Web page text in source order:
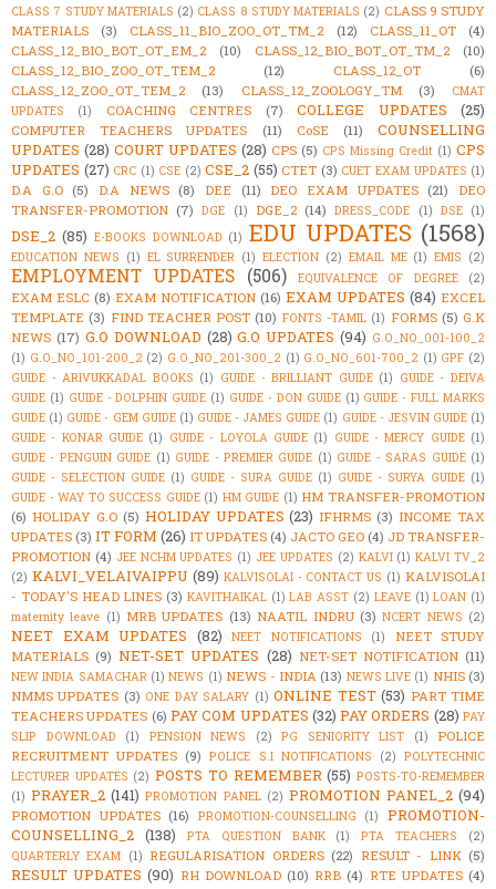
CLASS 7 STUDY MATERIALS (2) CLASS 8 STUDY MATERIALS (2) CLASS 9 STUDY
MATERIALS
(3) CLASS_11_BIO_ZOO_OT_TM_2 (12) CLASS_11_OT
(4)
CLASS_12_BIO_BOT_OT_EM_2
(10) CLASS_12_BIO_BOT_OT_TM_2
(10)
CLASS_12_BIO_ZOO_OT_TEM_2
(12) CLASS_12_OT
(6)
CLASS_12_ZOO_OT_TEM_2
(13) CLASS_12_ZOOLOGY_TM (3)
CMAT
UPDATES
(1) COACHING CENTRES (7) COLLEGE UPDATES (25)
COMPUTER TEACHERS UPDATES (11) CoSE (11)
COUNSELLING
UPDATES (28) COURT UPDATES (28) CPS (5) CPS Missing Credit (1) CPS
UPDATES (27) CRC (1) CSE (2) CSE_2 (55) CTET (3) CUET EXAM UPDATES (1)
D.A G.O (5) D.A NEWS (8) DEE (11) DEO EXAM UPDATES (21)
DEO
TRANSFER-PROMOTION (7) DGE (1) DGE_2 (14) DRESS_CODE (1) DSE (1)
DSE_2 (85) E-BOOKS DOWNLOAD (1) EDU UPDATES (1568)
EDUCATION NEWS (1) EL SURRENDER (1) ELECTION (2) EMAIL ME (1) EMIS (2)
EMPLOYMENT UPDATES (506) EQUIVALENCE OF DEGREE (2)
EXAM ESLC (8) EXAM NOTIFICATION (16) EXAM UPDATES (84) EXCEL
TEMPLATE (3) FIND TEACHER POST (10) FONTS -TAMIL (1) FORMS (5) G.K
NEWS (17) G.O DOWNLOAD (28) G.O UPDATES (94) G.O_NO_001-100_2
(1) G.O_NO_101-200_2 (2) G.O_NO_201-300_2 (1) G.O_NO_601-700_2 (1) GPF (2)
GUIDE - ARIVUKKADAL BOOKS (1) GUIDE - BRILLIANT GUIDE (1) GUIDE - DEIVA
GUIDE (1) GUIDE - DOLPHIN GUIDE (1) GUIDE - DON GUIDE (1) GUIDE - FULL MARKS
GUIDE (1) GUIDE - GEM GUIDE (1) GUIDE - JAMES GUIDE (1) GUIDE - JESVIN GUIDE (1)
GUIDE - KONAR GUIDE (1) GUIDE - LOYOLA GUIDE (1) GUIDE - MERCY GUIDE (1)
GUIDE - PENGUIN GUIDE (1) GUIDE - PREMIER GUIDE (1) GUIDE - SARAS GUIDE (1)
GUIDE - SELECTION GUIDE (1) GUIDE - SURA GUIDE (1) GUIDE - SURYA GUIDE (1)
GUIDE - WAY TO SUCCESS GUIDE (1) HM GUIDE (1) HM TRANSFER-PROMOTION
(6) HOLIDAY G.O (5) HOLIDAY UPDATES (23) IFHRMS (3) INCOME TAX
UPDATES (3) IT FORM (26) IT UPDATES (4) JACTO GEO (4) JD TRANSFER-
PROMOTION (4) JEE NCHM UPDATES (1) JEE UPDATES (2) KALVI (1) KALVI TV_2
(2) KALVI_VELAIVAIPPU (89) KALVISOLAI - CONTACT US (1) KALVISOLAI
- TODAY'S HEAD LINES (3) KAVITHAIKAL (1) LAB ASST (2) LEAVE (1) LOAN (1)
maternity leave (1) MRB UPDATES (13) NAATIL INDRU (3) NCERT NEWS (2)
NEET EXAM UPDATES (82) NEET NOTIFICATIONS (1)
NEET STUDY
MATERIALS (9) NET-SET UPDATES (28) NET-SET NOTIFICATION (11)
NEW INDIA SAMACHAR (1) NEWS (1) NEWS - INDIA (13) NEWS LIVE (1) NHIS (3)
NMMS UPDATES (3) ONE DAY SALARY (1) ONLINE TEST (53) PART TIME
TEACHERS UPDATES (6) PAY COM UPDATES (32) PAY ORDERS (28) PAY
SLIP DOWNLOAD
(1) PENSION NEWS (2) PG SENIORITY LIST (1)
POLICE
RECRUITMENT UPDATES (9) POLICE S.I NOTIFICATIONS (2) POLYTECHNIC
LECTURER UPDATES (2) POSTS TO REMEMBER (55) POSTS-TO-REMEMBER
(1) PRAYER_2 (141) PROMOTION PANEL (2) PROMOTION PANEL_2 (94)
PROMOTION UPDATES (16) PROMOTION-COUNSELLING (1)
PROMOTION-
COUNSELLING_2 (138) PTA QUESTION BANK (1) PTA TEACHERS
(2)
QUARTERLY EXAM (1) REGULARISATION ORDERS (22) RESULT - LINK (5)
RESULT UPDATES (90) RH DOWNLOAD (10) RRB (4) RTE UPDATES (4)